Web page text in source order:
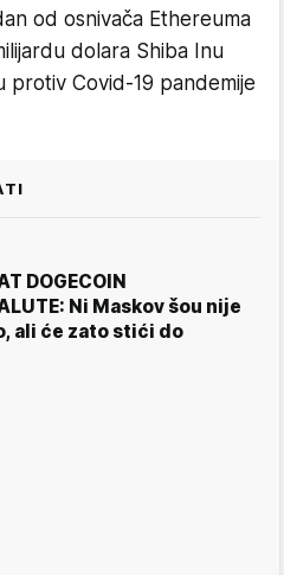
od osnivača Ethereuma
dolara Shiba Inu
Covid-19 pandemije
DOGECOIN
Ni Maskov šou nije
ali će zato stići do